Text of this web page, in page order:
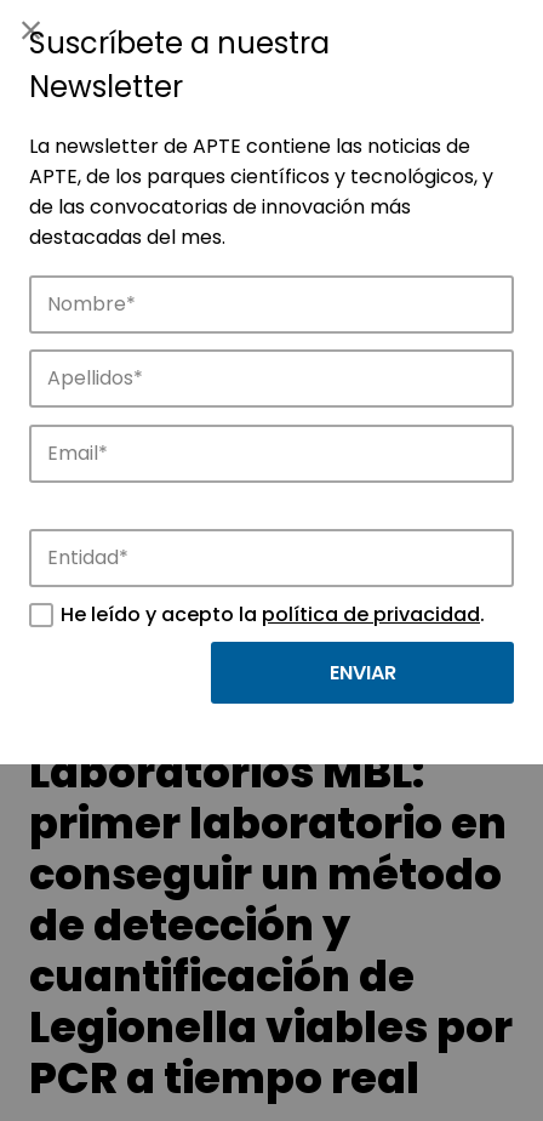
Noticias
APTE y sus parques científicos y
tecnológicos.
Microbial –
Laboratorios MBL:
primer laboratorio en
conseguir un método
de detección y
cuantificación de
Legionella viables por
PCR a tiempo real
Suscríbete a nuestra
Newsletter
La newsletter de APTE contiene las noticias de
APTE, de los parques científicos y tecnológicos, y
de las convocatorias de innovación más
destacadas del mes.
He leído y acepto la política de privacidad.